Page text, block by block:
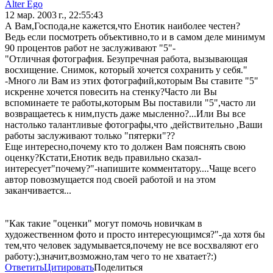
Alter Ego
12 мар. 2003 г., 22:55:43
А Вам,Господа,не кажется,что Енотик наиболее честен?
Ведь если посмотреть объективно,то и в самом деле минимум
90 процентов работ не заслуживают "5"-
"Отличная фотография. Безупречная работа, вызывающая
восхищение. Снимок, который хочется сохранить у себя."
-Много ли Вам из этих фотографий,которым Вы ставите "5"
искренне хочется повесить на стенку?Часто ли Вы
вспоминаете те работы,которым Вы поставили "5",часто ли
возвращаетесь к ним,пусть даже мысленно?...Или Вы все
настолько талантливые фотографы,что ,действительно ,Ваши
работы заслуживают только "пятерки"??
Еще интересно,почему кто то должен Вам пояснять свою
оценку?Кстати,Енотик ведь правильно сказал-
интересует"почему?"-напишите комментатору....Чаще всего
автор повозмущается под своей работой и на этом
заканчивается...
"Как такие "оценки" могут помочь новичкам в
художественном фото и просто интересующимся?"-да хотя бы
тем,что человек задумывается,почему не все восхваляют его
работу:),значит,возможно,там чего то не хватает?:)
ОтветитьЦитироватьПоделиться